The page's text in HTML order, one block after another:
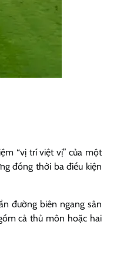
“vị trí việt vị” của một
đồng thời ba điều kiện
đường biên ngang sân
cả thủ môn hoặc hai